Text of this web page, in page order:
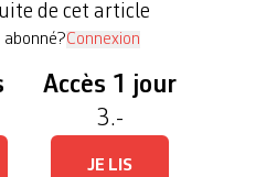
de cet article
abonné?Connexion
Accès 1 jour
3.-
JE LIS